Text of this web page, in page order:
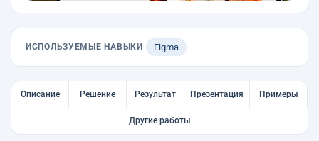
ИСПОЛЬЗУЕМЫЕ НАВЫКИ Figma
Описание Решение Результат Презентация Примеры
Другие работы